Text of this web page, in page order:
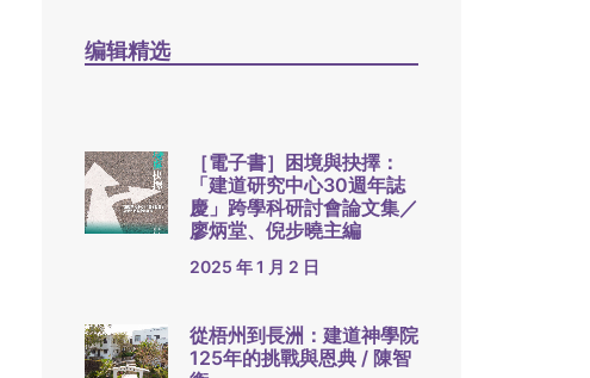
编辑精选
［電子書］困境與抉擇：
「建道研究中心30週年誌
慶」跨學科研討會論文集／
廖炳堂、倪步曉主編
2025 年 1 月 2 日
從梧州到長洲：建道神學院
125年的挑戰與恩典 / 陳智